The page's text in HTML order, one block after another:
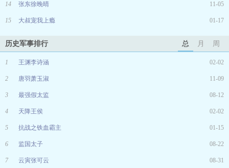
14 张东徐晚晴 11-05
15 大叔宠我上瘾 01-17
历史军事排行 总 月 周
1 王渊李诗涵 02-02
2 唐羽萧玉淑 11-09
3 最强假太监 08-12
4 天降王侯 02-02
5 抗战之铁血霸主 01-15
6 监国太子 08-22
7 云寅张可云 08-31